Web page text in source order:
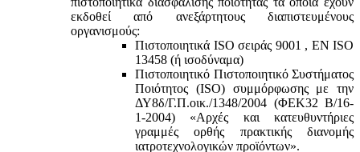
εκδοθεί από ανεξάρτητους διαπιστευμένους
οργανισμούς:
Πιστοποιητικά ISO σειράς 9001 , ΕΝ ISO
13458 (ή ισοδύναμα)
Πιστοποιητικό Πιστοποιητικό Συστήματος
Ποιότητος (ISO) συμμόρφωσης με την
ΔΥ8δ/Γ.Π.οικ./1348/2004 (ΦΕΚ32 Β/16-
1-2004) «Αρχές και κατευθυντήριες
γραμμές ορθής πρακτικής διανομής
ιατροτεχνολογικών προϊόντων».